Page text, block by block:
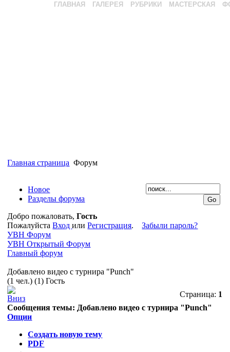
ГЛАВНАЯ ГАЛЕРЕЯ РУБРИКИ МАСТЕРСКАЯ
Главная страница Форум
Новое
Разделы форума
Добро пожаловать,Гость
ПожалуйстаВходилиРегистрация.Забыли пароль?
УВН Форум
УВН Открытый Форум
Главный форум
Добавлено видео с турнира "Punch"
(1 чел.) (1) Гость
Страница: 1
Сообщения темы: Добавлено видео с турнира "Punch"
Опции
Создать новую тему
PDF